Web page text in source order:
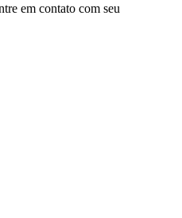
em contato com seu